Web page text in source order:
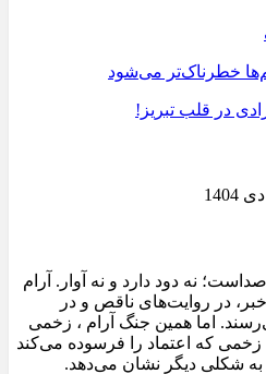
خطرناک‌تر می‌شود
در قلب تبریز!
نه دود دارد و نه آوار. آرام
در روایت‌های ناقص و در
اما همین جنگ آرام ، زخمی
که اعتماد را فرسوده می‌کند
شکلی دیگر نشان می‌دهد.